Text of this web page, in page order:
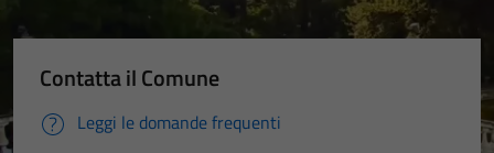
Contatta il Comune
Leggi le domande frequenti